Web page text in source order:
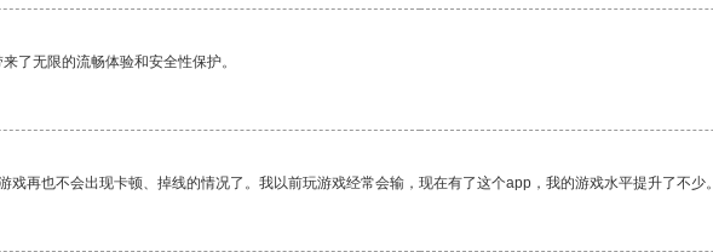
了无限的流畅体验和安全性保护。
戏再也不会出现卡顿、掉线的情况了。我以前玩游戏经常会输，现在有了这个app，我的游戏水平提升了不少。